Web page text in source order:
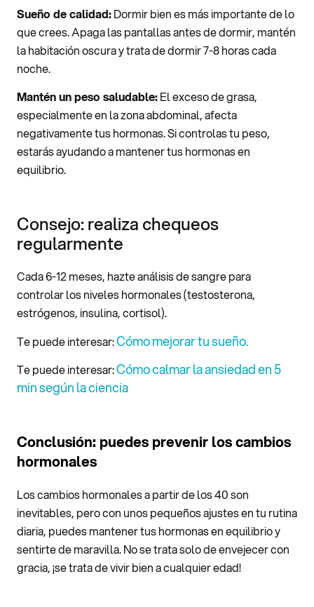
Sueño de calidad:Dormir bien es más importante de lo
que crees. Apaga las pantallas antes de dormir, mantén
la habitación oscura y trata de dormir 7-8 horas cada
noche.
Mantén un peso saludable:El exceso de grasa,
especialmente en la zona abdominal, afecta
negativamente tus hormonas. Si controlas tu peso,
estarás ayudando a mantener tus hormonas en
equilibrio.
Consejo: realiza chequeos
regularmente
Cada 6-12 meses, hazte análisis de sangre para
controlar los niveles hormonales (testosterona,
estrógenos, insulina, cortisol).
Te puede interesar:Cómo mejorar tu sueño.
Te puede interesar:Cómo calmar la ansiedad en 5
min según la ciencia
Conclusión: puedes prevenir los cambios
hormonales
Los cambios hormonales a partir de los 40 son
inevitables, pero con unos pequeños ajustes en tu rutina
diaria, puedes mantener tus hormonas en equilibrio y
sentirte de maravilla. No se trata solo de envejecer con
gracia, ¡se trata de vivir bien a cualquier edad!